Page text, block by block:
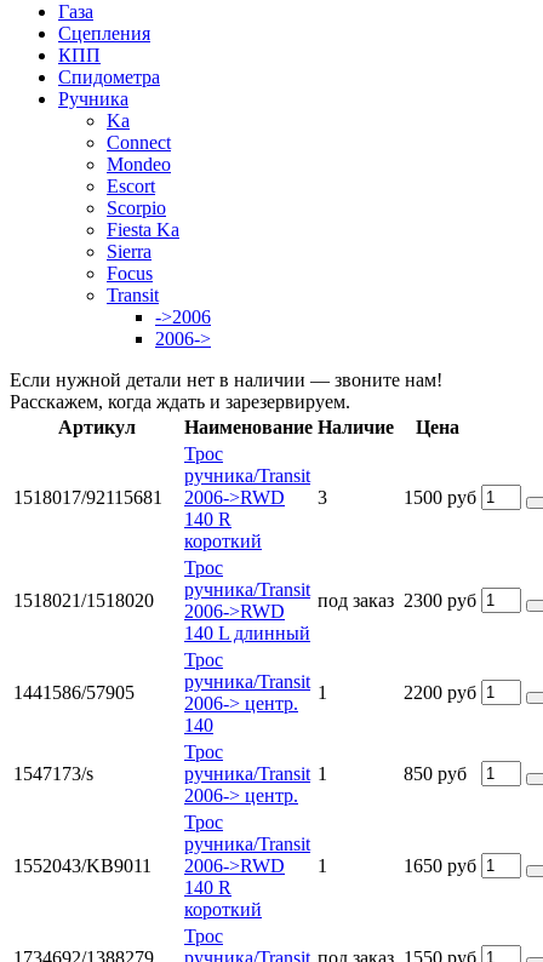
Газа
Сцепления
КПП
Спидометра
Ручника
Ka
Connect
Mondeo
Escort
Scorpio
Fiesta Ka
Sierra
Focus
Transit
->2006
2006->
Если нужной детали нет в наличии — звоните нам!
Расскажем, когда ждать и зарезервируем.
Артикул
Наименование Наличие Цена
1518017/92115681
Трос
ручника/Transit
2006->RWD
140 R
короткий
3 1500 руб
1518021/1518020
Трос
ручника/Transit
2006->RWD
140 L длинный
под заказ 2300 руб
1441586/57905
Трос
ручника/Transit
2006-> центр.
140
1 2200 руб
1547173/s
Трос
ручника/Transit
2006-> центр.
1 850 руб
1552043/KB9011
Трос
ручника/Transit
2006->RWD
140 R
короткий
1 1650 руб
Трос